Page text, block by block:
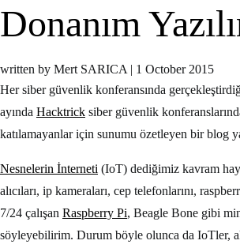
Donanım
written by Mert SARICA | 1 October 2015
Her siber güvenlik konferansında
ayında Hacktrick siber güvenlik
katılamayanlar için sunumu özetleyen bir blog
Nesnelerin İnterneti (IoT) dediğimiz kavram
alıcıları, ip kameraları, cep telefonlarını,
7/24 çalışan Raspberry Pi, Beagle Bone gibi
söyleyebilirim. Durum böyle olunca da IoTler,